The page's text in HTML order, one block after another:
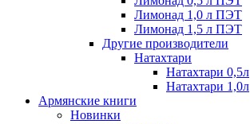
Лимонад 1,0 л ПЭТ
Лимонад 1,5 л ПЭТ
Другие производители
Натахтари
Натахтари 0,5л
Натахтари 1,0л
Армянские книги
Новинки